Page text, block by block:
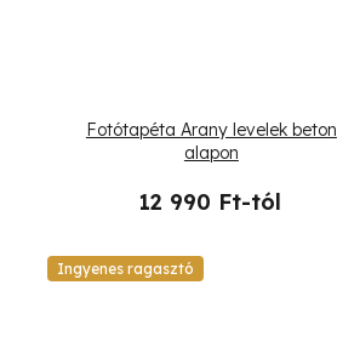
Fotótapéta Arany levelek beton
alapon
12 990 Ft-tól
Ingyenes ragasztó